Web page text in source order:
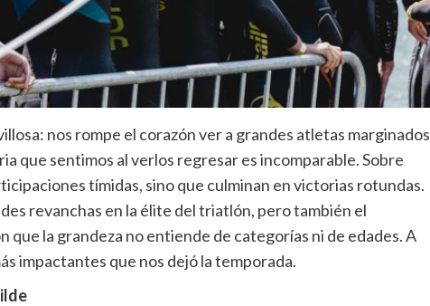
nos rompe el corazón ver a grandes atletas marginados
que sentimos al verlos regresar es incomparable. Sobre
tímidas, sino que culminan en victorias rotundas.
revanchas en la élite del triatlón, pero también el
la grandeza no entiende de categorías ni de edades. A
impactantes que nos dejó la temporada.